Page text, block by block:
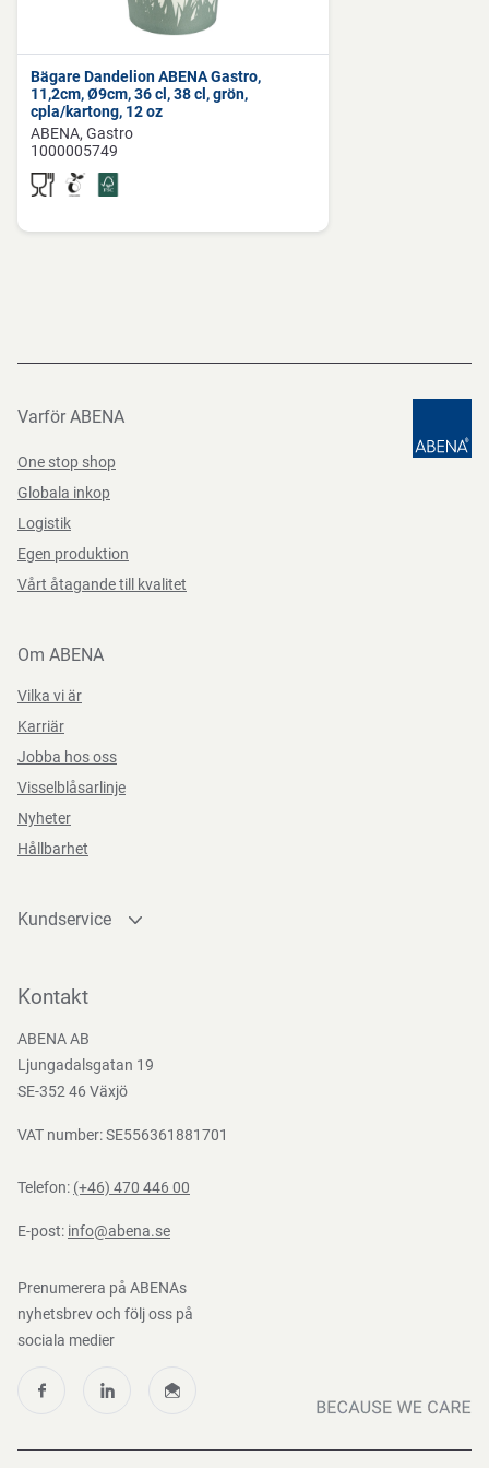
Bägare Dandelion ABENA Gastro,
11,2cm, Ø9cm, 36 cl, 38 cl, grön,
cpla/kartong, 12 oz
ABENA Gastro
1000005749
Varför ABENA
One stop shop
Globala inkop
Logistik
Egen produktion
Vårt åtagande till kvalitet
Om ABENA
Vilka vi är
Karriär
Jobba hos oss
Visselblåsarlinje
Nyheter
Hållbarhet
Kundservice
Bli kund
Nedladdningar
Kontakt
ABENA AB
Ljungadalsgatan 19
SE-352 46 Växjö
VAT number: SE556361881701
Telefon: (+46) 470 446 00
E-post: info@abena.se
Prenumerera på ABENAs
nyhetsbrev och följ oss på
sociala medier